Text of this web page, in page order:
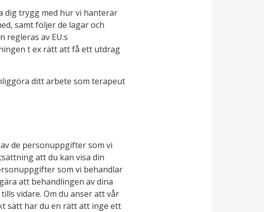
dig trygg med hur vi hanterar
samt följer de lagar och
regleras av EU:s
t ex rätt att få ett utdrag
ditt arbete som terapeut
de personuppgifter som vi
att du kan visa din
som vi behandlar
att behandlingen av dina
vidare. Om du anser att vår
sätt har du en rätt att inge ett